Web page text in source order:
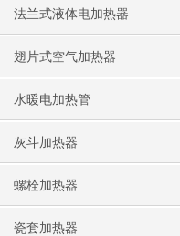
法兰式液体电加热器
翅片式空气加热器
水暖电加热管
灰斗加热器
螺栓加热器
瓷套加热器